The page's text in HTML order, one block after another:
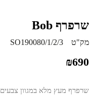
שרפרף Bob
מק"ט SO190080/1/2/3
₪690
שרפרף מעץ מלא במגוון צבעים